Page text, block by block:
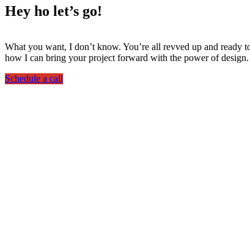
Hey ho let’s go!
What you want, I don’t know. You’re all revved up and ready
how I can bring your project forward with the power of design.
Schedule a call